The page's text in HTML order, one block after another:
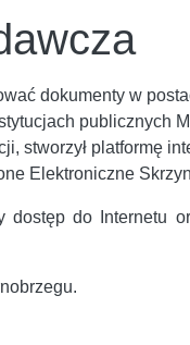
dokumenty w
publicznych
stworzył platformę
Elektroniczne
do Internetu